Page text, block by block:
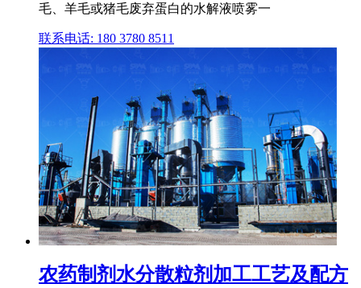
毛、羊毛或猪毛废弃蛋白的水解液喷雾一
联系电话: 180 3780 8511
农药制剂水分散粒剂加工工艺及配方